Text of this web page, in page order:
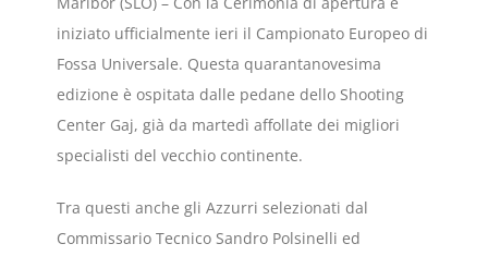
iniziato ufficialmente ieri il Campionato Europeo di
Fossa Universale. Questa quarantanovesima
edizione è ospitata dalle pedane dello Shooting
Center Gaj, già da martedì affollate dei migliori
specialisti del vecchio continente.
Tra questi anche gli Azzurri selezionati dal
Commissario Tecnico Sandro Polsinelli ed